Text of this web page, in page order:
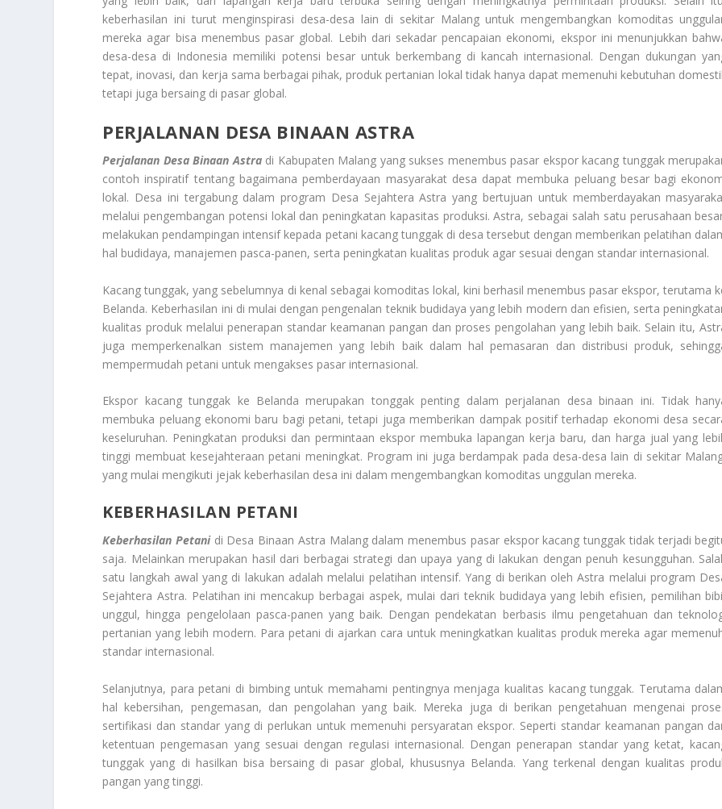
keberhasilan ini turut menginspirasi desa-desa lain di sekitar Malang untuk mengembangkan komoditas
mereka agar bisa menembus pasar global. Lebih dari sekadar pencapaian ekonomi, ekspor ini menunjukkan
desa-desa di Indonesia memiliki potensi besar untuk berkembang di kancah internasional. Dengan dukungan
tepat, inovasi, dan kerja sama berbagai pihak, produk pertanian lokal tidak hanya dapat memenuhi kebutuhan
tetapi juga bersaing di pasar global.
PERJALANAN DESA BINAAN ASTRA
Perjalanan Desa Binaan Astradi Kabupaten Malang yang sukses menembus pasar ekspor kacang tunggak
contoh inspiratif tentang bagaimana pemberdayaan masyarakat desa dapat membuka peluang besar bagi
lokal. Desa ini tergabung dalam program Desa Sejahtera Astra yang bertujuan untuk memberdayakan
melalui pengembangan potensi lokal dan peningkatan kapasitas produksi. Astra, sebagai salah satu perusahaan
melakukan pendampingan intensif kepada petani kacang tunggak di desa tersebut dengan memberikan pelatihan
hal budidaya, manajemen pasca-panen, serta peningkatan kualitas produk agar sesuai dengan standar internasional.
Kacang tunggak, yang sebelumnya di kenal sebagai komoditas lokal, kini berhasil menembus pasar ekspor, terutama
Belanda. Keberhasilan ini di mulai dengan pengenalan teknik budidaya yang lebih modern dan efisien, serta
kualitas produk melalui penerapan standar keamanan pangan dan proses pengolahan yang lebih baik. Selain itu,
juga memperkenalkan sistem manajemen yang lebih baik dalam hal pemasaran dan distribusi produk,
mempermudah petani untuk mengakses pasar internasional.
Ekspor kacang tunggak ke Belanda merupakan tonggak penting dalam perjalanan desa binaan ini. Tidak
membuka peluang ekonomi baru bagi petani, tetapi juga memberikan dampak positif terhadap ekonomi desa
keseluruhan. Peningkatan produksi dan permintaan ekspor membuka lapangan kerja baru, dan harga jual yang
tinggi membuat kesejahteraan petani meningkat. Program ini juga berdampak pada desa-desa lain di sekitar
yang mulai mengikuti jejak keberhasilan desa ini dalam mengembangkan komoditas unggulan mereka.
KEBERHASILAN PETANI
Keberhasilan Petanidi Desa Binaan Astra Malang dalam menembus pasar ekspor kacang tunggak tidak terjadi
saja. Melainkan merupakan hasil dari berbagai strategi dan upaya yang di lakukan dengan penuh kesungguhan.
satu langkah awal yang di lakukan adalah melalui pelatihan intensif. Yang di berikan oleh Astra melalui program
Sejahtera Astra. Pelatihan ini mencakup berbagai aspek, mulai dari teknik budidaya yang lebih efisien, pemilihan
unggul, hingga pengelolaan pasca-panen yang baik. Dengan pendekatan berbasis ilmu pengetahuan dan
pertanian yang lebih modern. Para petani di ajarkan cara untuk meningkatkan kualitas produk mereka agar
standar internasional.
Selanjutnya, para petani di bimbing untuk memahami pentingnya menjaga kualitas kacang tunggak. Terutama
hal kebersihan, pengemasan, dan pengolahan yang baik. Mereka juga di berikan pengetahuan mengenai
sertifikasi dan standar yang di perlukan untuk memenuhi persyaratan ekspor. Seperti standar keamanan pangan
ketentuan pengemasan yang sesuai dengan regulasi internasional. Dengan penerapan standar yang ketat,
tunggak yang di hasilkan bisa bersaing di pasar global, khususnya Belanda. Yang terkenal dengan kualitas
pangan yang tinggi.